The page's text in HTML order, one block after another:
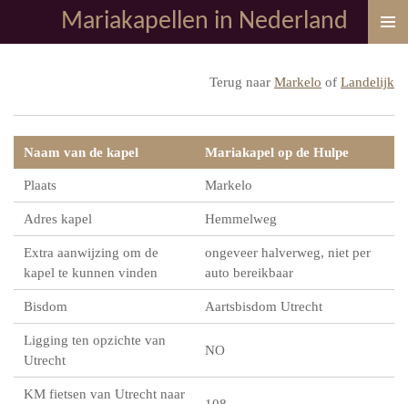
direct
Mariakapellen in Nederland
Terug naar Markelo of Landelijk
Naam van de kapel Mariakapel op de Hulpe
Plaats Markelo
Adres kapel Hemmelweg
Extra aanwijzing om de
kapel te kunnen vinden
ongeveer halverweg, niet per
auto bereikbaar
Bisdom Aartsbisdom Utrecht
Ligging ten opzichte van
Utrecht
NO
KM fietsen van Utrecht naar